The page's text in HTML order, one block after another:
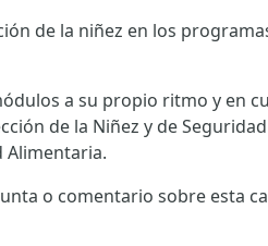
de la niñez en los
a su propio ritmo y en
de la Niñez y de
Alimentaria.
o comentario sobre esta